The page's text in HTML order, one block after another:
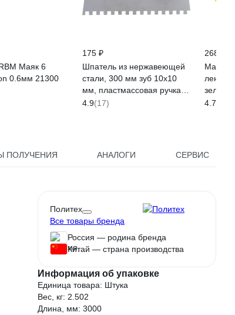
Маяк 6
0.6мм 21300
175 ₽
Шпатель из нержавеющей
стали, 300 мм зуб 10х10
мм, пластмассовая ручка
СИБРТЕХ 85501
4.9(17)
268 ₽
лента
мм, 50
4.7
ПОЛУЧЕНИЯ АНАЛОГИ СЕРВИС
Политех
Все товары бренда
Россия — родина бренда
Китай — страна производства
Информация об упаковке
Единица товара: Штука
Вес, кг: 2.502
Длина, мм: 3000